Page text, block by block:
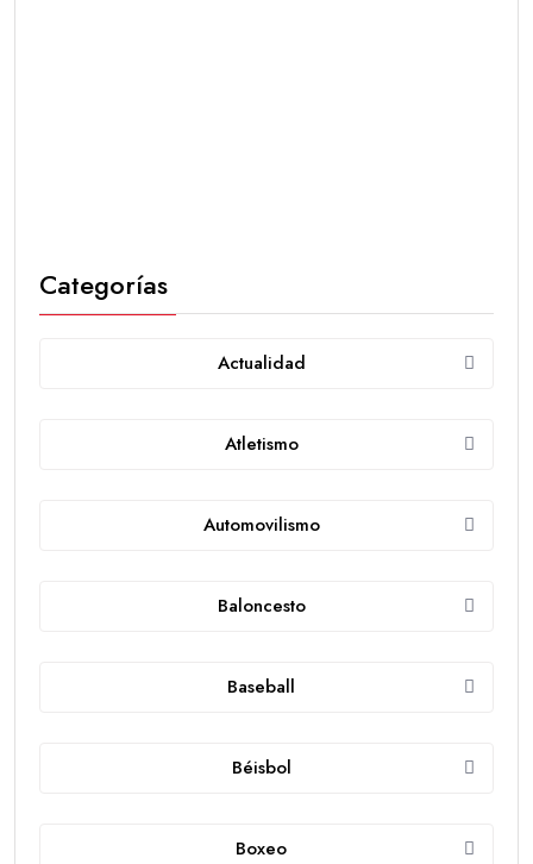
Categorías
Actualidad
Atletismo
Automovilismo
Baloncesto
Baseball
Béisbol
Boxeo